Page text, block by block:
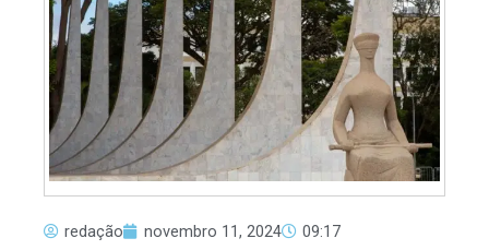
redação novembro 11, 2024 09:17